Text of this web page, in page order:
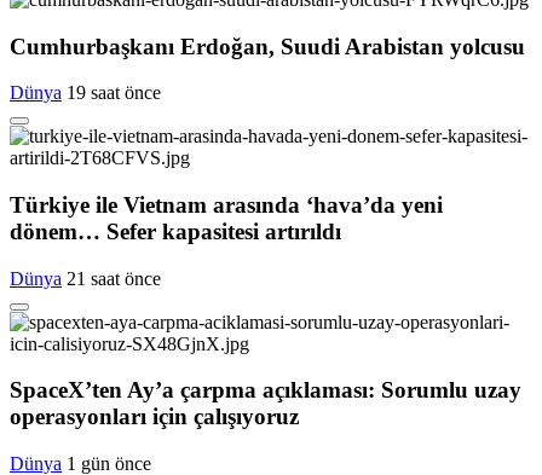
Cumhurbaşkanı Erdoğan, Suudi Arabistan yolcusu
Dünya 19 saat önce
Türkiye ile Vietnam arasında ‘hava’da yeni
dönem… Sefer kapasitesi artırıldı
Dünya 21 saat önce
SpaceX’ten Ay’a çarpma açıklaması: Sorumlu uzay
operasyonları için çalışıyoruz
Dünya 1 gün önce